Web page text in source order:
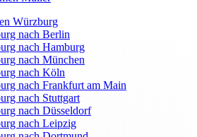
Würzburg
nach Berlin
nach Hamburg
nach München
nach Köln
nach Frankfurt am Main
nach Stuttgart
nach Düsseldorf
nach Leipzig